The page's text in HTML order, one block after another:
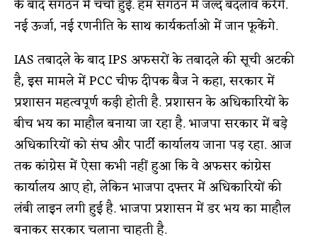
के बाद संगठन में चर्चा हुई. हम संगठन में जल्द बदलाव करेंगे.
नई ऊर्जा, नई रणनीति के साथ कार्यकर्ताओ में जान फूकेंगे.
IAS तबादले के बाद IPS अफसरों के तबादले की सूची अटकी
है, इस मामले में PCC चीफ दीपक बैज ने कहा, सरकार में
प्रशासन महत्वपूर्ण कड़ी होती है. प्रशासन के अधिकारियों के
बीच भय का माहौल बनाया जा रहा है. भाजपा सरकार में बड़े
अधिकारियों को संघ और पार्टी कार्यालय जाना पड़ रहा. आज
तक कांग्रेस में ऐसा कभी नहीं हुआ कि वे अफसर कांग्रेस
कार्यालय आए हो, लेकिन भाजपा दफ्तर में अधिकारियों की
लंबी लाइन लगी हुई है. भाजपा प्रशासन में डर भय का माहौल
बनाकर सरकार चलाना चाहती है.